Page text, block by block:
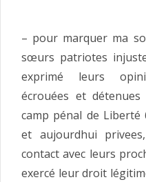
– pour marquer ma
sœurs patriotes
exprimé leurs
écrouées et
camp pénal de Liberté
et aujourdhui
contact avec leurs
exercé leur droit